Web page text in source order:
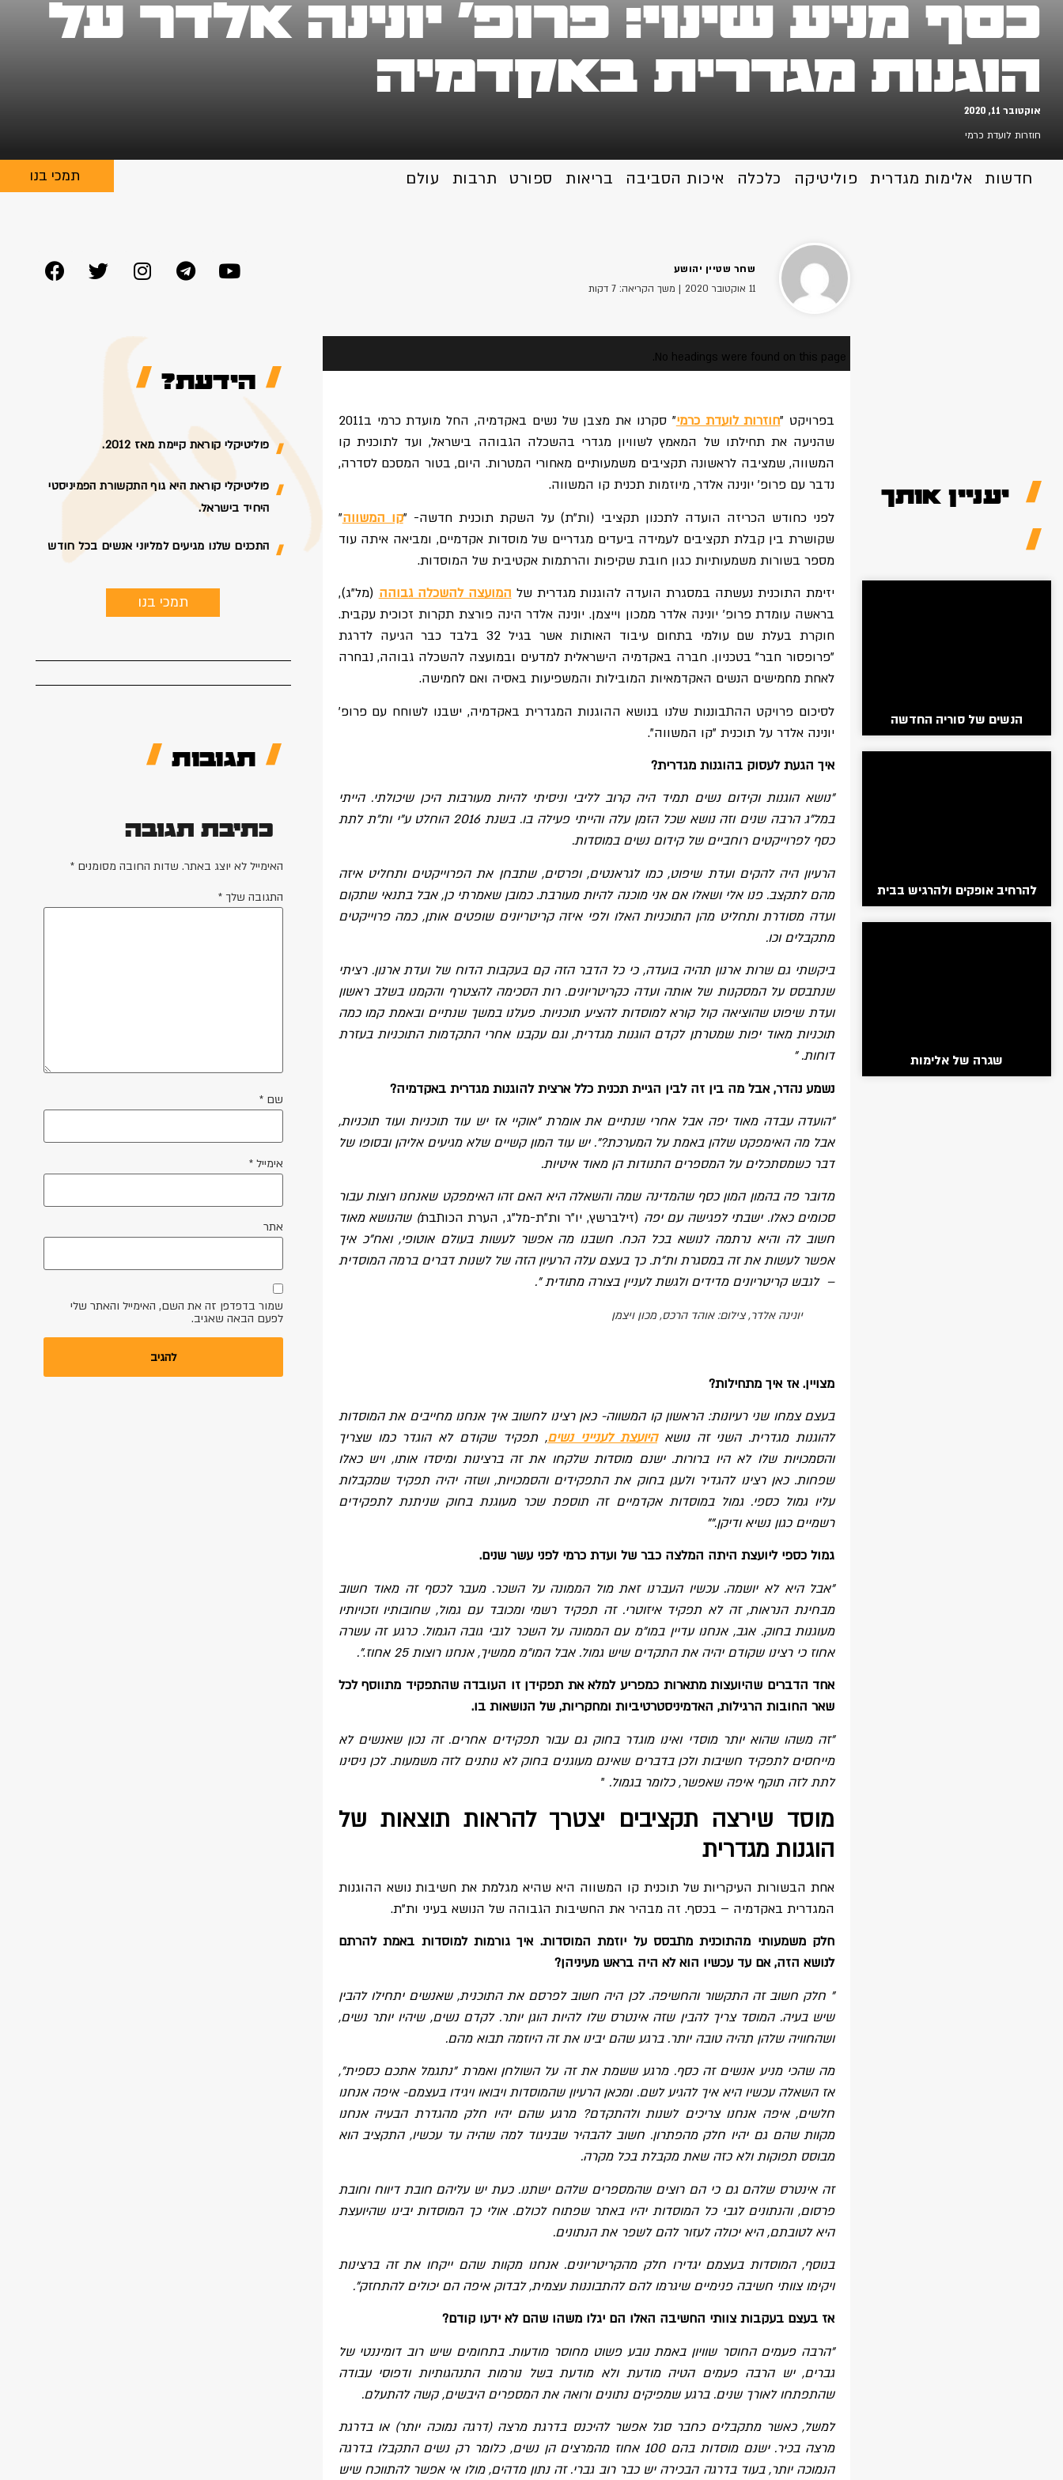
כסף מניע שינוי: פרופ' יונינה אלדר על
הוגנות מגדרית באקדמיה
אוקטובר 11, 2020
חוזרות לועדת כרמי
חדשות אלימות מגדרית פוליטיקה כלכלה איכות הסביבה בריאות ספורט תרבות עולם תמכי בנו
שחר שטיין יהושע
11 אוקטובר 2020
| משך הקריאה: 7 דקות
יעניין אותך
הנשים של סוריה החדשה
להרחיב אופקים ולהרגיש בבית
שגרה של אלימות
No headings were found on this page.
בפרויקט "חוזרות לועדת כרמי
" סקרנו את מצבן של נשים באקדמיה, החל מועדת כרמי ב2011
שהניעה את תחילתו של המאמץ לשוויון מגדרי בהשכלה הגבוהה בישראל, ועד לתוכנית קו
המשווה, שמציבה לראשונה תקציבים משמעותיים מאחורי המטרות. היום, בטור המסכם לסדרה,
נדבר עם פרופ' יונינה אלדר, מיוזמות תכנית קו המשווה.
לפני כחודש הכריזה הועדה לתכנון תקציבי (ות"ת) על השקת תוכנית חדשה- "קו המשווה"
שקושרת בין קבלת תקציבים לעמידה ביעדים מגדריים של מוסדות אקדמיים, ומביאה איתה עוד
מספר בשורות משמעותיות כגון חובת שקיפות והרתמות אקטיבית של המוסדות.
יזימת התוכנית נעשתה במסגרת הועדה להוגנות מגדרית של המועצה להשכלה גבוהה (מל"ג),
בראשה עומדת פרופ' יונינה אלדר ממכון וייצמן. יונינה אלדר הינה פורצת תקרות זכוכית עקבית.
חוקרת בעלת שם עולמי בתחום עיבוד האותות אשר בגיל 32 בלבד כבר הגיעה לדרגת
"פרופסור חבר" בטכניון. חברה באקדמיה הישראלית למדעים ובמועצה להשכלה גבוהה, נבחרה
לאחת מחמישים הנשים האקדמאיות המובילות והמשפיעות באסיה ואם לחמישה.
לסיכום פרויקט ההתבוננות שלנו בנושא ההוגנות המגדרית באקדמיה, ישבנו לשוחח עם פרופ'
יונינה אלדר על תוכנית "קו המשווה".
איך הגעת לעסוק בהוגנות מגדרית?
"נושא הוגנות וקידום נשים תמיד היה קרוב לליבי וניסיתי להיות מעורבות היכן שיכולתי. הייתי
במל"ג הרבה שנים וזה נושא שכל הזמן עלה והייתי פעילה בו. בשנת 2016 הוחלט ע"י ות"ת לתת
כסף לפרוייקטים רוחביים של קידום נשים במוסדות.
הרעיון היה להקים ועדת שיפוט, כמו לגראנטים, ופרסים, שתבחן את הפרוייקטים ותחליט איזה
מהם לתקצב. פנו אלי ושאלו אם אני מוכנה להיות מעורבת. כמובן שאמרתי כן, אבל בתנאי שתקום
ועדה מסודרת ותחליט מהן התוכניות האלו ולפי איזה קריטריונים שופטים אותן, כמה פרוייקטים
מתקבלים וכו.
ביקשתי גם שרות ארנון תהיה בועדה, כי כל הדבר הזה קם בעקבות הדוח של ועדת ארנון. רציתי
שנתבסס על המסקנות של אותה ועדה כקריטריונים. רות הסכימה להצטרף והקמנו בשלב ראשון
ועדת שיפוט שהוציאה קול קורא למוסדות להציע תוכניות. פעלנו במשך שנתיים ובאמת קמו כמה
תוכניות מאוד יפות שמטרתן לקדם הוגנות מגדרית, וגם עקבנו אחרי התקדמות התוכניות בעזרת
דוחות. "
נשמע נהדר, אבל מה בין זה לבין הגיית תכנית כלל ארצית להוגנות מגדרית באקדמיה?
"הועדה עבדה מאוד יפה אבל אחרי שנתיים את אומרת "אוקיי אז יש עוד תוכניות ועוד תוכניות,
אבל מה האימפקט שלהן באמת על המערכת?". יש עוד המון קשיים שלא מגיעים אליהן ובסופו של
דבר כשמסתכלים על המספרים התנודות הן מאוד איטיות.
מדובר פה בהמון המון כסף שהמדינה שמה והשאלה היא האם זהו האימפקט שאנחנו רוצות עבור
סכומים כאלו. ישבתי לפגישה עם יפה (זילברשץ, יו"ר ות"ת-מל"ג, הערת הכותבת) שהנושא מאוד
חשוב לה והיא נרתמה לנושא בכל הכח. חשבנו מה אפשר לעשות בעולם אוטופי, ואח"כ איך
אפשר לעשות את זה במסגרת ות"ת. כך בעצם עלה הרעיון הזה של לשנות דברים ברמה המוסדית
– לגבש קריטריונים מדידים ולגשת לעניין בצורה מתודית ".
יונינה אלדר, צילום: אוהד הרכס, מכון ויצמן
מצויין. אז איך מתחילות?
בעצם צמחו שני רעיונות: הראשון קו המשווה- כאן רצינו לחשוב איך אנחנו מחייבים את המוסדות
להוגנות מגדרית. השני זה נושאהיועצת לענייני נשים, תפקיד שקודם לא הוגדר כמו שצריך
והסמכויות שלו לא היו ברורות. ישנם מוסדות שלקחו את זה ברצינות ומיסדו אותו, ויש כאלו
שפחות. כאן רצינו להגדיר ולעגן בחוק את התפקידים והסמכויות, ושזה יהיה תפקיד שמקבלות
עליו גמול כספי. גמול במוסדות אקדמיים זה תוספת שכר מעוגנת בחוק שניתנת לתפקידים
רשמיים כגון נשיא ודיקן.""
גמול כספי ליועצת היתה המלצה כבר של ועדת כרמי לפני עשר שנים.
"אבל היא לא יושמה. עכשיו העברנו זאת מול הממונה על השכר. מעבר לכסף זה מאוד חשוב
מבחינת הנראות, זה לא תפקיד איזוטרי. זה תפקיד רשמי ומכובד עם גמול, שחובותיו וזכויותיו
מעוגנות בחוק. אגב, אנחנו עדיין במו"מ עם הממונה על השכר לגבי גובה הגמול. כרגע זה עשרה
אחוז כי רצינו שקודם יהיה את התקדים שיש גמול. אבל המו"מ ממשיך, אנחנו רוצות 25 אחוז
.
".
אחד הדברים שהיועצות מתארות כמפריע למלא את תפקידן זו העובדה שהתפקיד מתווסף לכל
שאר החובות הרגילות, האדמיניסטרטיביות ומחקריות, של הנושאות בו.
"זה משהו שהוא יותר מוסדי ואינו מוגדר בחוק גם עבור תפקידים אחרים. זה נכון שאנשים לא
מייחסים לתפקיד חשיבות ולכן בדברים שאינם מעוגנים בחוק לא נותנים לזה משמעות. לכן ניסינו
לתת לזה תוקף איפה שאפשר, כלומר בגמול. "
מוסד שירצה תקציבים יצטרך להראות תוצאות של
הוגנות מגדרית
אחת הבשורות העיקריות של תוכנית קו המשווה היא שהיא מגלמת את חשיבות נושא ההוגנות
המגדרית באקדמיה – בכסף. זה מבהיר את החשיבות הגבוהה של הנושא בעיני ות"ת.
חלק משמעותי מהתוכנית מתבסס על יוזמת המוסדות. איך גורמות למוסדות באמת להרתם
לנושא הזה, אם עד עכשיו הוא לא היה בראש מעיניהן?
" חלק חשוב זה התקשור והחשיפה. לכן היה חשוב לפרסם את התוכנית, שאנשים יתחילו להבין
שיש בעיה. המוסד צריך להבין שזה אינטרס שלו להיות הוגן יותר. לקדם נשים, שיהיו יותר נשים,
ושהחוויה שלהן תהיה טובה יותר. ברגע שהם יבינו את זה היוזמה תבוא מהם.
מה שהכי מניע אנשים זה כסף. מרגע ששמת את זה על השולחן ואמרת "נתגמל אתכם כספית",
אז השאלה עכשיו היא איך להגיע לשם. ומכאן הרעיון שהמוסדות ויבואו ויגידו בעצמם- איפה אנחנו
חלשים, איפה אנחנו צריכים לשנות ולהתקדם? מרגע שהם יהיו חלק מהגדרת הבעיה אנחנו
מקוות שהם גם יהיו חלק מהפתרון. חשוב להבהיר שבניגוד למה שהיה עד עכשיו, התקציב הוא
מבוסס תפוקות ולא כזה שאת מקבלת בכל מקרה.
זה אינטרס שלהם גם כי הם רוצים שהמספרים שלהם ישתנו. כעת יש עליהם חובת דיווח וחובת
פרסום, והנתונים לגבי כל המוסדות יהיו באתר שפתוח לכולם. אולי כך המוסדות יבינו שהיועצת
היא לטובתם, היא יכולה לעזור להם לשפר את הנתונים.
בנוסף, המוסדות בעצמם יגדירו חלק מהקריטריונים. אנחנו מקוות שהם ייקחו את זה ברצינות
ויקימו צוותי חשיבה פנימיים שיגרמו להם להתבוננות עצמית, לבדוק איפה הם יכולים להתחזק".
אז בעצם בעקבות צוותי החשיבה האלו הם יגלו משהו שהם לא ידעו קודם?
"הרבה פעמים החוסר שוויון באמת נובע פשוט מחוסר מודעות. בתחומים שיש רוב דומיננטי של
גברים,יש הרבה פעמים הטיה מודעת ולא מודעת בשל נורמות התנהגותיות ודפוסי עבודה
שהתפתחו לאורך שנים. ברגע שמפיקים נתונים ורואה את המספרים היבשים, קשה להתעלם.
למשל, כאשר מתקבלים כחבר סגל אפשר להיכנס בדרגת מרצה (דרגה נמוכה יותר) או בדרגת
מרצה בכיר. ישנם מוסדות בהם 100 אחוז מהמרצים הן נשים, כלומר רק נשים התקבלו בדרגה
הנמוכה יותר, בעוד בדרגה הבכירה יש כבר רוב גברי. זה נתון מדהים, מולו אי אפשר להתווכח שיש
הידעת?
פוליטיקלי קוראת קיימת מאז 2012.
פוליטיקלי קוראת היא גוף התקשורת הפמיניסטי
היחיד בישראל.
התכנים שלנו מגיעים למליוני אנשים בכל חודש
תמכי בנו
תגובות
כתיבת תגובה
האימייל לא יוצג באתר. שדות החובה מסומנים*
התגובה שלך*
שם*
אימייל*
אתר
שמור בדפדפן זה את השם, האימייל והאתר שלי
לפעם הבאה שאגיב.